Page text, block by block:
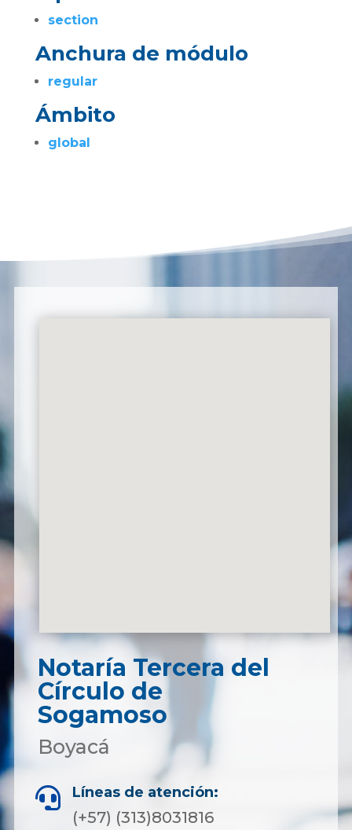
section
Anchura de módulo
regular
Ámbito
global
Notaría Tercera del
Círculo de
Sogamoso
Boyacá
 Líneas de atención:
(+57) (313)8031816